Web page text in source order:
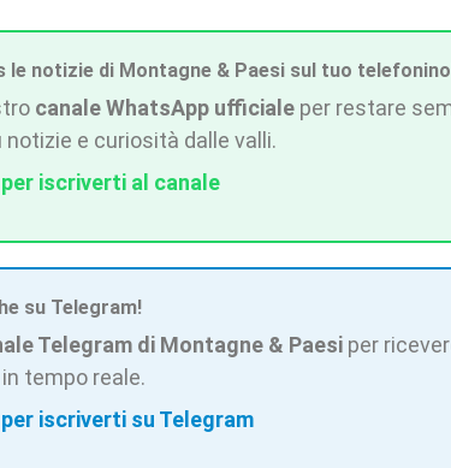
le notizie di Montagne & Paesi sul tuo
canale WhatsApp ufficiale per restare
e curiosità dalle valli.
iscriverti al canale
su Telegram!
Telegram di Montagne & Paesi per
tempo reale.
iscriverti su Telegram